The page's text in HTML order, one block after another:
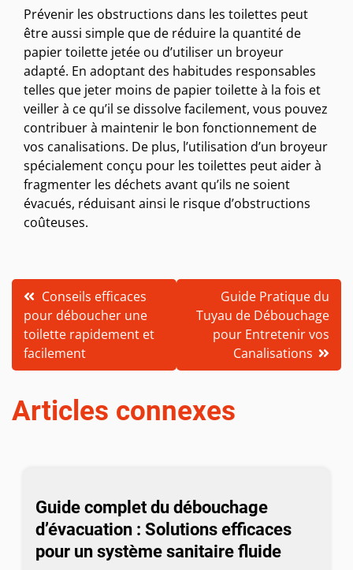
Prévenir les obstructions dans les toilettes peut
être aussi simple que de réduire la quantité de
papier toilette jetée ou d’utiliser un broyeur
adapté. En adoptant des habitudes responsables
telles que jeter moins de papier toilette à la fois et
veiller à ce qu’il se dissolve facilement, vous pouvez
contribuer à maintenir le bon fonctionnement de
vos canalisations. De plus, l’utilisation d’un broyeur
spécialement conçu pour les toilettes peut aider à
fragmenter les déchets avant qu’ils ne soient
évacués, réduisant ainsi le risque d’obstructions
coûteuses.
Navigation
de
l’article
Conseils efficaces
pour déboucher une
toilette rapidement et
facilement
Guide Pratique du
Tuyau de Débouchage
pour Entretenir vos
Canalisations
Articles connexes
Guide complet du débouchage
d’évacuation : Solutions efficaces
pour un système sanitaire fluide